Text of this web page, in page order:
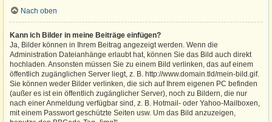
Nach oben
Kann ich Bilder in meine Beiträge einfügen?
Ja, Bilder können in Ihrem Beitrag angezeigt werden. Wenn die
Administration Dateianhänge erlaubt hat, können Sie das Bild auch direkt
hochladen. Ansonsten müssen Sie zu einem Bild verlinken, das auf einem
öffentlich zugänglichen Server liegt, z. B. http://www.domain.tld/mein-bild.gif.
Sie können weder Bilder verlinken, die sich auf Ihrem eigenen PC befinden
(außer es ist ein öffentlich zugänglicher Server), noch zu Bildern, die nur
nach einer Anmeldung verfügbar sind, z. B. Hotmail- oder Yahoo-Mailboxen,
mit einem Passwort geschützte Seiten usw. Um das Bild anzuzeigen,